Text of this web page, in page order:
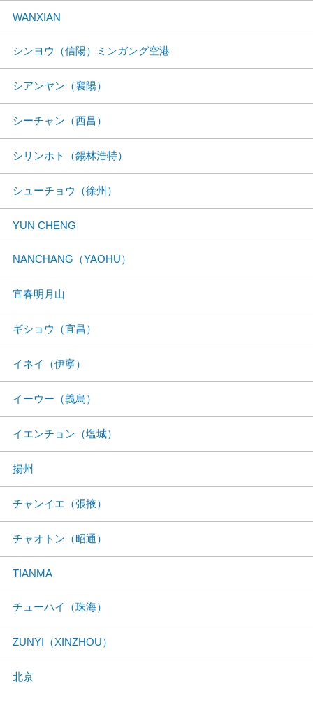
WANXIAN
シンヨウ（信陽）ミンガング空港
シアンヤン（襄陽）
シーチャン（西昌）
シリンホト（錫林浩特）
シューチョウ（徐州）
YUN CHENG
NANCHANG（YAOHU）
宜春明月山
ギショウ（宜昌）
イネイ（伊寧）
イーウー（義烏）
イエンチョン（塩城）
揚州
チャンイエ（張掖）
チャオトン（昭通）
TIANMA
チューハイ（珠海）
ZUNYI（XINZHOU）
北京